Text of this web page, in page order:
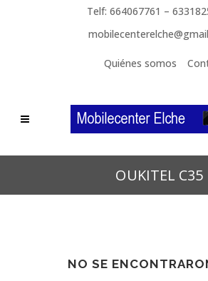
Telf: 664067761 –
Quiénes somos
OUKITEL C35
NO SE